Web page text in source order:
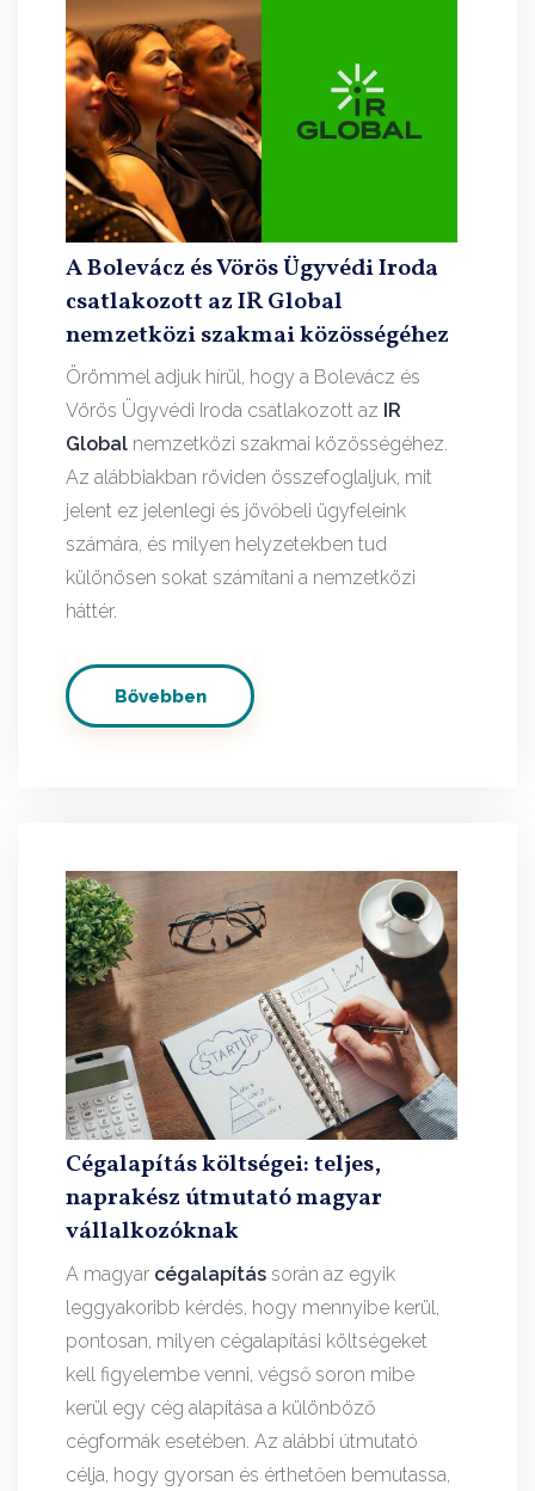
A Bolevácz és Vörös Ügyvédi Iroda
csatlakozott az IR Global
nemzetközi szakmai közösségéhez
Örömmel adjuk hírül, hogy a Bolevácz és
Vörös Ügyvédi Iroda csatlakozott az IR
Global nemzetközi szakmai közösségéhez.
Az alábbiakban röviden összefoglaljuk, mit
jelent ez jelenlegi és jövőbeli ügyfeleink
számára, és milyen helyzetekben tud
különösen sokat számítani a nemzetközi
háttér.
Bővebben
Cégalapítás költségei: teljes,
naprakész útmutató magyar
vállalkozóknak
A magyar cégalapítás során az egyik
leggyakoribb kérdés, hogy mennyibe kerül,
pontosan, milyen cégalapítási költségeket
kell figyelembe venni, végső soron mibe
kerül egy cég alapítása a különböző
cégformák esetében. Az alábbi útmutató
célja, hogy gyorsan és érthetően bemutassa,